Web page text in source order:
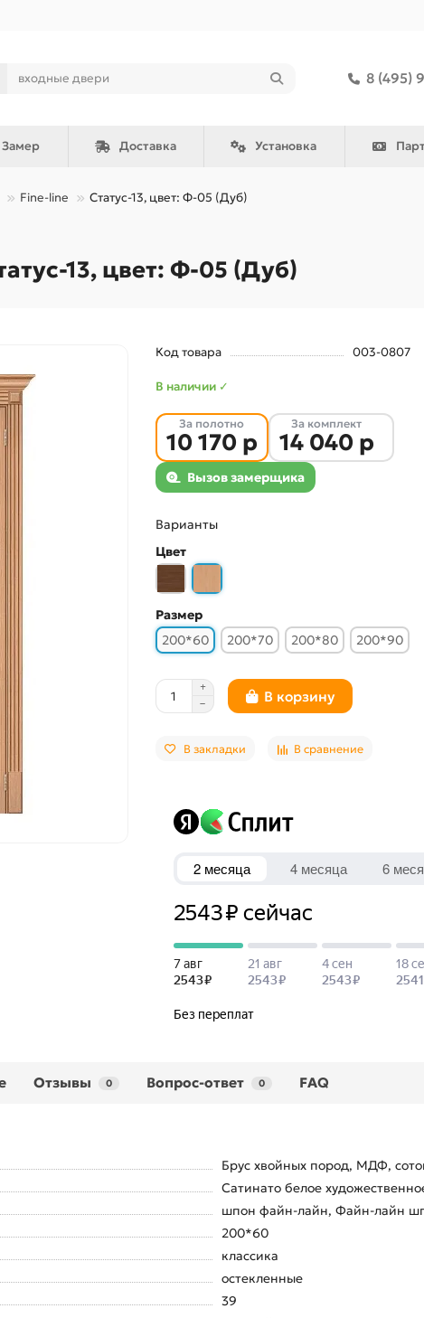
8 (495)
Замер Доставка Установка
Fine-line Статус-13, цвет: Ф-05 (Дуб)
13, цвет: Ф-05 (Дуб)
Код товара 003-0807
В наличии ✓
За полотно
10 170 р
За комплект
14 040 р
Вызов замерщика
Варианты
Цвет
Размер
200*60
200*70 200*80 200*90
В корзину
В закладки В сравнение
Отзывы 0 Вопрос-ответ 0 FAQ
Брус хвойных пород, МДФ,
Сатинато белое
шпон файн-лайн, Файн-лайн
200*60
классика
остекленные
39